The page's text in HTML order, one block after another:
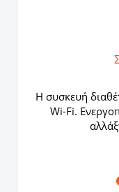
Η συσκευή
Wi-Fi.